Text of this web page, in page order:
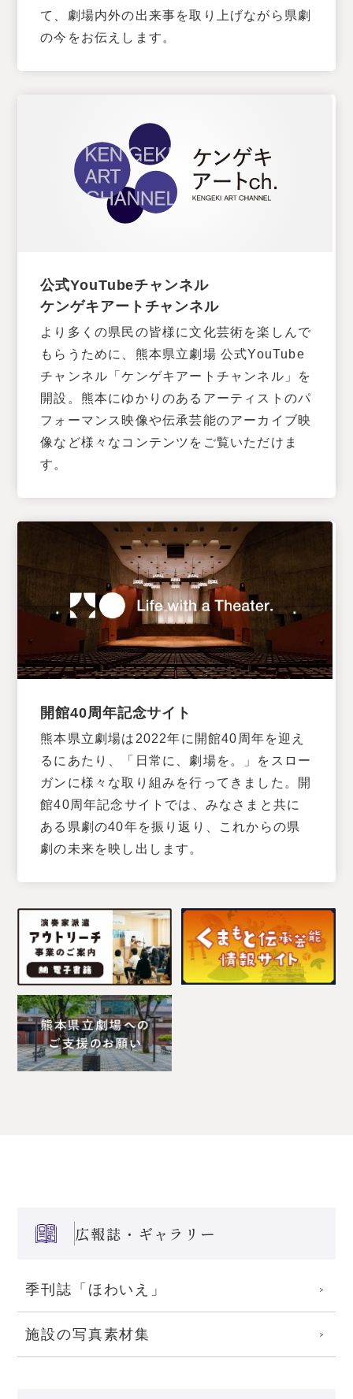
て、劇場内外の出来事を取り上げながら県劇
の今をお伝えします。
公式YouTubeチャンネル
ケンゲキアートチャンネル
より多くの県民の皆様に文化芸術を楽しんで
もらうために、熊本県立劇場 公式YouTube
チャンネル「ケンゲキアートチャンネル」を
開設。熊本にゆかりのあるアーティストのパ
フォーマンス映像や伝承芸能のアーカイブ映
像など様々なコンテンツをご覧いただけま
す。
開館40周年記念サイト
熊本県立劇場は2022年に開館40周年を迎え
るにあたり、「日常に、劇場を。」をスロー
ガンに様々な取り組みを行ってきました。開
館40周年記念サイトでは、みなさまと共に
ある県劇の40年を振り返り、これからの県
劇の未来を映し出します。
広報誌・ギャラリー
季刊誌「ほわいえ」
施設の写真素材集